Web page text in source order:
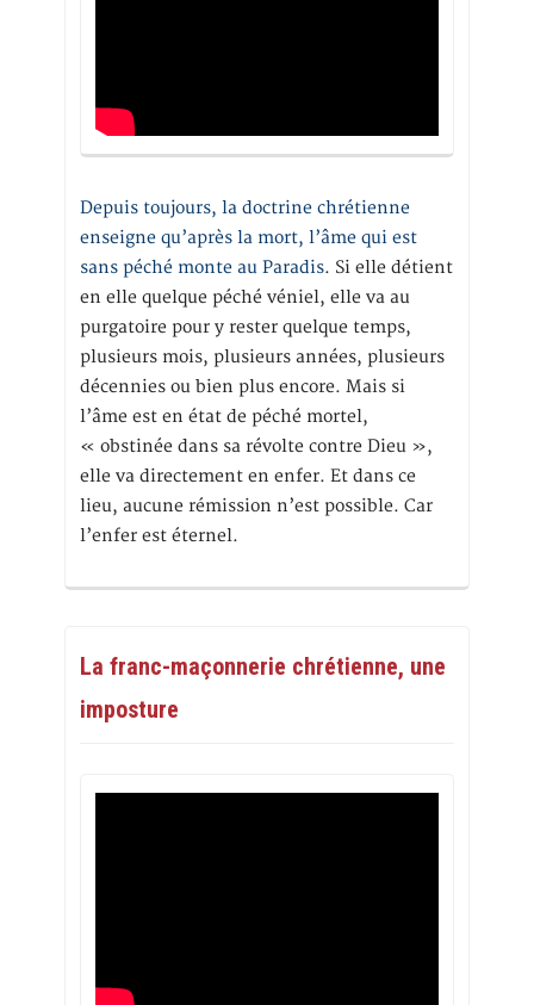
Depuis toujours, la doctrine chrétienne
enseigne qu’après la mort, l’âme qui est
sans péché monte au Paradis. Si elle détient
en elle quelque péché véniel, elle va au
purgatoire pour y rester quelque temps,
plusieurs mois, plusieurs années, plusieurs
décennies ou bien plus encore. Mais si
l’âme est en état de péché mortel,
« obstinée dans sa révolte contre Dieu »,
elle va directement en enfer. Et dans ce
lieu, aucune rémission n’est possible. Car
l’enfer est éternel.
La franc-maçonnerie chrétienne, une
imposture